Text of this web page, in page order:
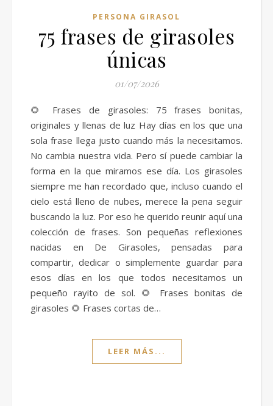
PERSONA GIRASOL
75 frases de girasoles
únicas
01/07/2026
🌻 Frases de girasoles: 75 frases bonitas,
originales y llenas de luz Hay días en los que una
sola frase llega justo cuando más la necesitamos.
No cambia nuestra vida. Pero sí puede cambiar la
forma en la que miramos ese día. Los girasoles
siempre me han recordado que, incluso cuando el
cielo está lleno de nubes, merece la pena seguir
buscando la luz. Por eso he querido reunir aquí una
colección de frases. Son pequeñas reflexiones
nacidas en De Girasoles, pensadas para
compartir, dedicar o simplemente guardar para
esos días en los que todos necesitamos un
pequeño rayito de sol. 🌻 Frases bonitas de
girasoles 🌻 Frases cortas de…
LEER MÁS...